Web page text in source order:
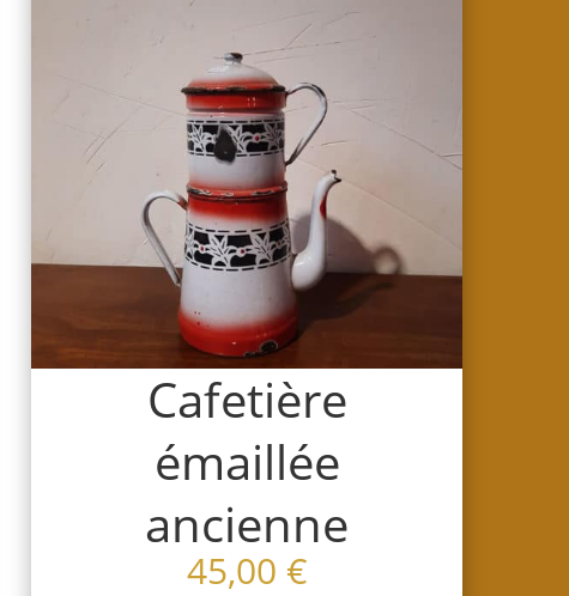
Cafetière
émaillée
ancienne
45,00 €